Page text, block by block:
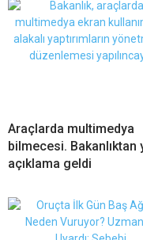
Araçlarda multimedya
bilmecesi. Bakanlıktan
açıklama geldi